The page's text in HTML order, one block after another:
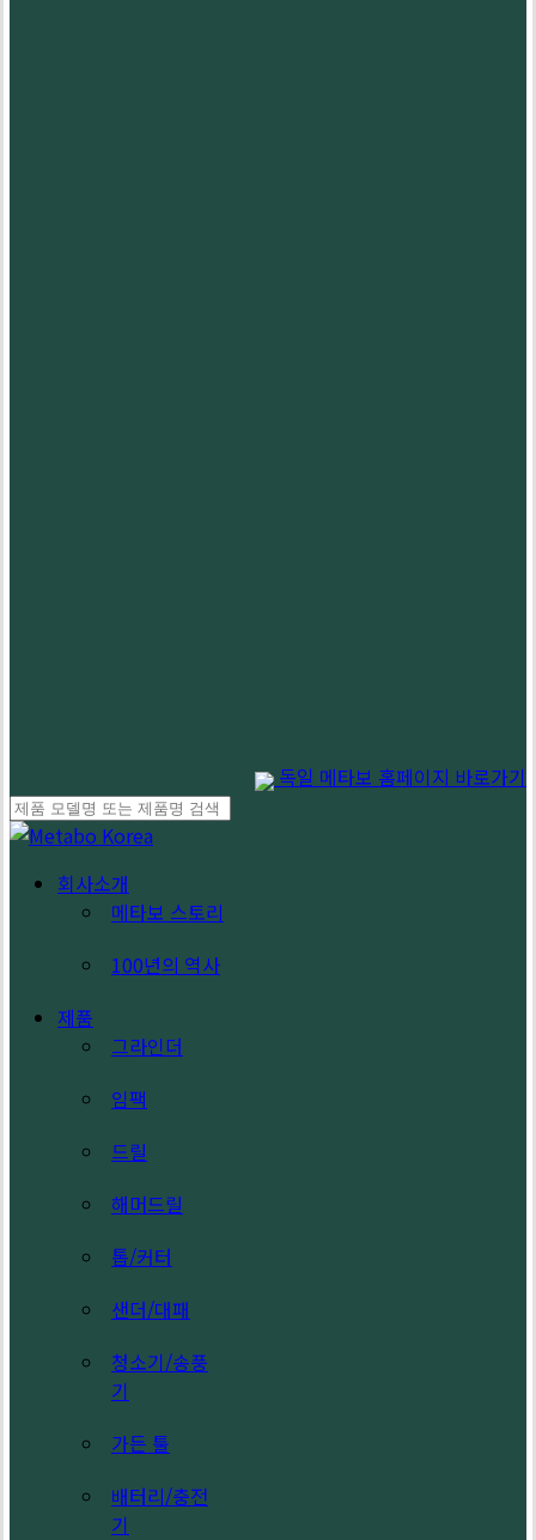
독일 메타보 홈페이지 바로가기
Close
search
Menu 회사소개
메타보 스토리
100년의 역사
제품
그라인더
임팩
드릴
해머드릴
톱/커터
샌더/대패
청소기/송풍
기
가든 툴
배터리/충전
기